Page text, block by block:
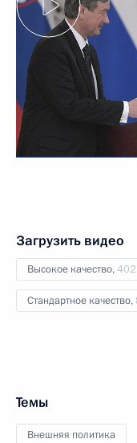
Загрузить видео
Высокое качество,
Стандартное качество,
Темы
Внешняя политика